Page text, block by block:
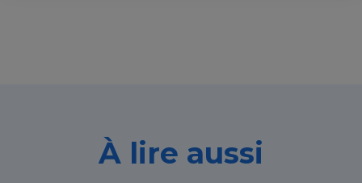
À lire aussi